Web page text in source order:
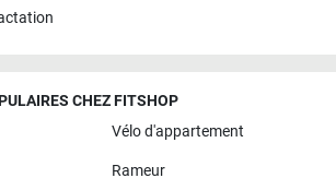
CHEZ FITSHOP
Vélo d'appartement
Rameur